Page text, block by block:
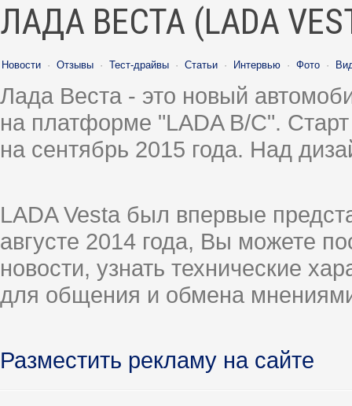
ЛАДА ВЕСТА (LADA
Новости · Отзывы · Тест-драйвы · Статьи · Интервью · Фото ·
Лада Веста - это новый
на платформе "LADA B/C".
на сентябрь 2015 года. Над
LADA Vesta был впервые
августе 2014 года, Вы можете
новости, узнать технические
для общения и обмена
Разместить рекламу на сайте